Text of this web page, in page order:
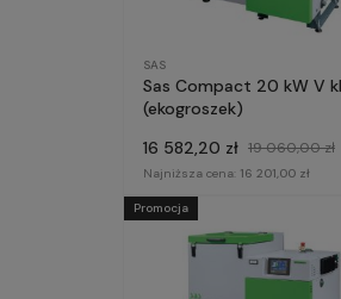
SAS
Sas Compact 20 kW V klasa
(ekogroszek)
16 582,20 zł 19 060,00 zł
Najniższa cena: 16 201,00 zł
Promocja